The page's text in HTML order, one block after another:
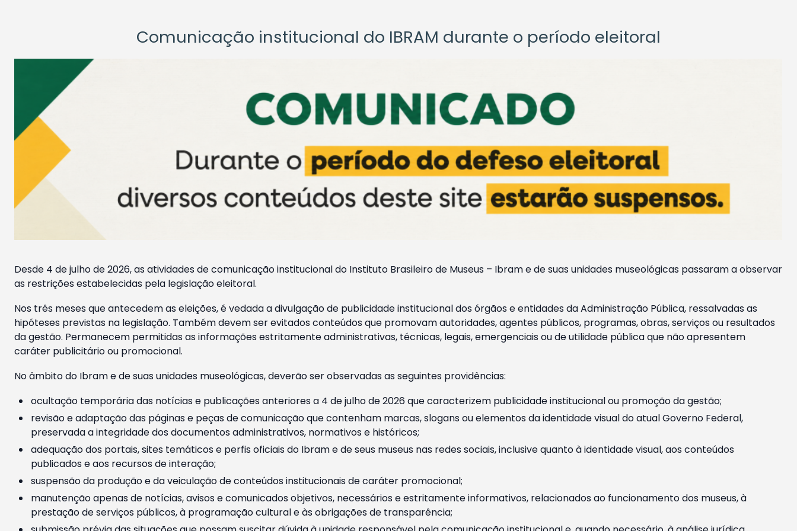
Comunicação institucional do IBRAM durante o período eleitoral
Desde 4 de julho de 2026, as atividades de comunicação institucional do Instituto Brasileiro de Museus – Ibram e de suas unidades museológicas passaram a observar
as restrições estabelecidas pela legislação eleitoral.
Nos três meses que antecedem as eleições, é vedada a divulgação de publicidade institucional dos órgãos e entidades da Administração Pública, ressalvadas as
hipóteses previstas na legislação. Também devem ser evitados conteúdos que promovam autoridades, agentes públicos, programas, obras, serviços ou resultados
da gestão. Permanecem permitidas as informações estritamente administrativas, técnicas, legais, emergenciais ou de utilidade pública que não apresentem
caráter publicitário ou promocional.
No âmbito do Ibram e de suas unidades museológicas, deverão ser observadas as seguintes providências:
ocultação temporária das notícias e publicações anteriores a 4 de julho de 2026 que caracterizem publicidade institucional ou promoção da gestão;
revisão e adaptação das páginas e peças de comunicação que contenham marcas, slogans ou elementos da identidade visual do atual Governo Federal,
preservada a integridade dos documentos administrativos, normativos e históricos;
adequação dos portais, sites temáticos e perfis oficiais do Ibram e de seus museus nas redes sociais, inclusive quanto à identidade visual, aos conteúdos
publicados e aos recursos de interação;
suspensão da produção e da veiculação de conteúdos institucionais de caráter promocional;
manutenção apenas de notícias, avisos e comunicados objetivos, necessários e estritamente informativos, relacionados ao funcionamento dos museus, à
prestação de serviços públicos, à programação cultural e às obrigações de transparência;